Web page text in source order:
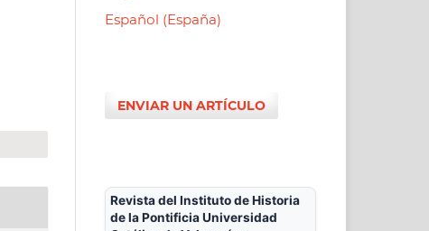
Español (España)
ENVIAR UN ARTÍCULO
Revista del Instituto de Historia
de la Pontificia Universidad